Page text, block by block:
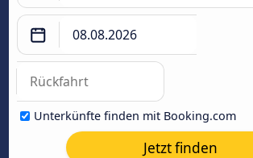
Unterkünfte finden mit Booking.com
Jetzt finden